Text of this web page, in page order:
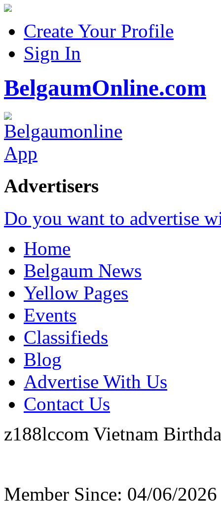
Create Your Profile
Sign In
BelgaumOnline.com
Advertisers
Do you want to advertise
Home
Belgaum News
Yellow Pages
Events
Classifieds
Blog
Advertise With Us
Contact Us
z188lccom Vietnam
Member Since: 04/06/2026